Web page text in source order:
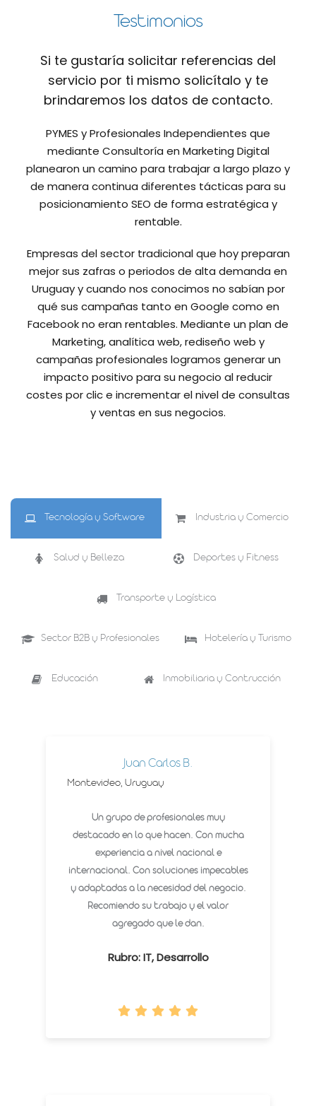
Testimonios
Si te gustaría solicitar referencias del
servicio por ti mismo solicítalo y te
brindaremos los datos de contacto.
PYMES y Profesionales Independientes que
mediante Consultoría en Marketing Digital
planearon un camino para trabajar a largo plazo y
de manera continua diferentes tácticas para su
posicionamiento SEO de forma estratégica y
rentable.
Empresas del sector tradicional que hoy preparan
mejor sus zafras o periodos de alta demanda en
Uruguay y cuando nos conocimos no sabían por
qué sus campañas tanto en Google como en
Facebook no eran rentables. Mediante un plan de
Marketing, analítica web, rediseño web y
campañas profesionales logramos generar un
impacto positivo para su negocio al reducir
costes por clic e incrementar el nivel de consultas
y ventas en sus negocios.
Tecnología y Software Industria y Comercio
Salud y Belleza Deportes y Fitness
Transporte y Logística
Sector B2B y Profesionales Hotelería y Turismo
Educación Inmobiliaria y Contrucción
Juan Carlos B.
Montevideo, Uruguay
Un grupo de profesionales muy
destacado en lo que hacen. Con mucha
experiencia a nivel nacional e
internacional. Con soluciones impecables
y adaptadas a la necesidad del negocio.
Recomiendo su trabajo y el valor
agregado que le dan.
Rubro: IT, Desarrollo